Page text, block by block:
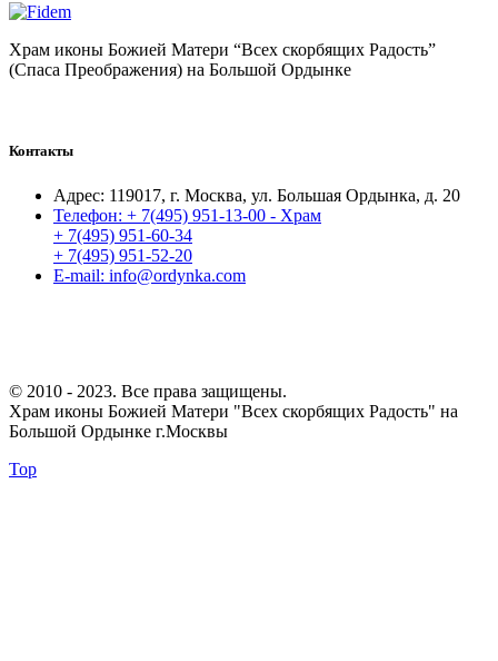
Храм иконы Божией Матери “Всех скорбящих Радость”
(Спаса Преображения) на Большой Ордынке
Контакты
Адрес: 119017, г. Москва, ул. Большая Ордынка, д. 20
Телефон: + 7(495) 951-13-00 - Храм
+ 7(495) 951-60-34
+ 7(495) 951-52-20
E-mail: info@ordynka.com
© 2010 - 2023. Все права защищены.
Храм иконы Божией Матери "Всех скорбящих Радость" на
Большой Ордынке г.Москвы
Top